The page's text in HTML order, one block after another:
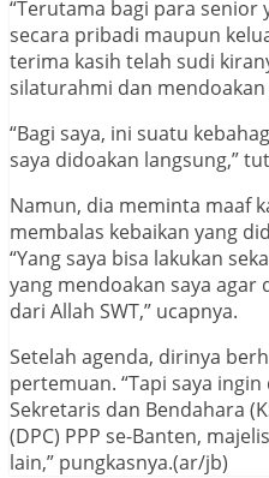
“Terutama bagi para senior
secara pribadi maupun
terima kasih telah sudi
silaturahmi dan mendoakan
“Bagi saya, ini suatu
saya didoakan langsung,”
Namun, dia meminta maaf
membalas kebaikan yang
“Yang saya bisa lakukan
yang mendoakan saya
dari Allah SWT,” ucapnya.
Setelah agenda, dirinya
pertemuan. “Tapi saya
Sekretaris dan Bendahara
(DPC) PPP se-Banten,
lain,” pungkasnya.(ar/jb)